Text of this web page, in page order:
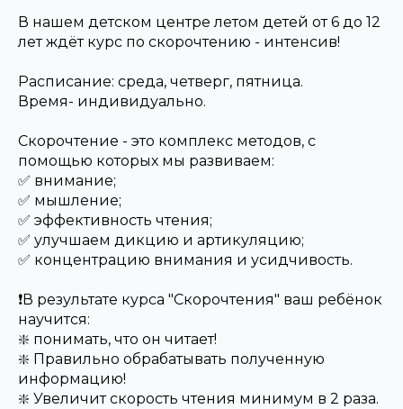
В нашем детском центре летом детей от 6 до 12
лет ждёт курс по скорочтению - интенсив!
Расписание: среда, четверг, пятница.
Время- индивидуально.
Скорочтение - это комплекс методов, с
помощью которых мы развиваем:
✅ внимание;
✅ мышление;
✅ эффективность чтения;
✅ улучшаем дикцию и артикуляцию;
✅ концентрацию внимания и усидчивость.
❗️В результате курса "Скорочтения" ваш ребёнок
научится:
❇️ понимать, что он читает!
❇️ Правильно обрабатывать полученную
информацию!
❇️ Увеличит скорость чтения минимум в 2 раза.